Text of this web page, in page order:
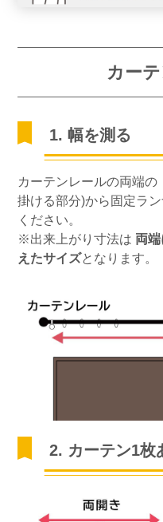
カー
1. 幅を測る
カーテンレールの両端の
掛ける部分)から固定ラ
ください。
※出来上がり寸法は 両
えたサイズとなります。
2. カーテン1枚